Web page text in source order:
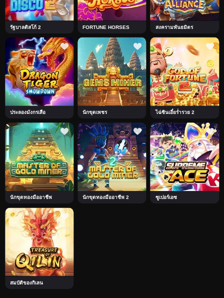
รัฐบาลดิสโก้ 2 FORTUNE HORSES สงครามพันธมิตร
ประลองมังกรเสือ นักขุดเพชร ไฉ่ซินเอี๋ยร่ำรวย 2
นักขุดทองมืออาชีพ นักขุดทองมืออาชีพ 2 ซูเปอร์เอซ
สมบัติของกิเลน